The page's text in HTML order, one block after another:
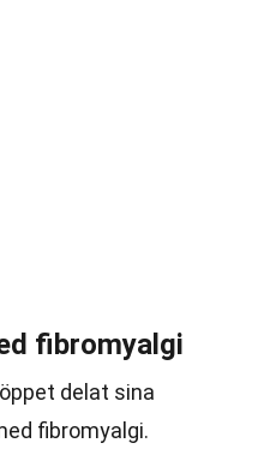
fibromyalgi
delat sina
fibromyalgi.